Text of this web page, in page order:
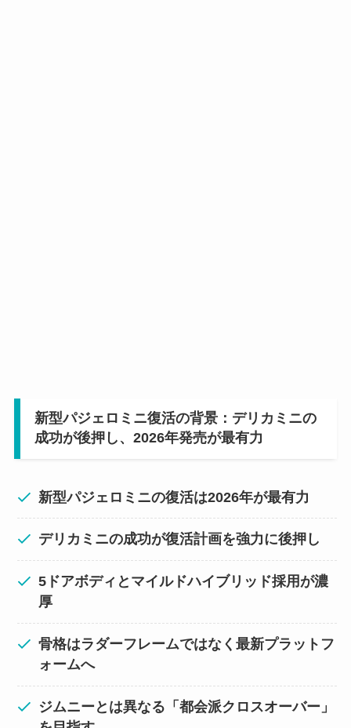
新型パジェロミニ復活の背景：デリカミニの
成功が後押し、2026年発売が最有力
新型パジェロミニの復活は2026年が最有力
デリカミニの成功が復活計画を強力に後押し
5ドアボディとマイルドハイブリッド採用が濃
厚
骨格はラダーフレームではなく最新プラットフ
ォームへ
ジムニーとは異なる「都会派クロスオーバー」